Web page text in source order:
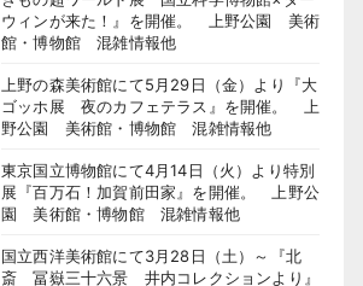
ウィンが来た！』を開催。 上野公園 美術
館・博物館 混雑情報他
上野の森美術館にて5月29日（金）より『大
ゴッホ展 夜のカフェテラス』を開催。 上
野公園 美術館・博物館 混雑情報他
東京国立博物館にて4月14日（火）より特別
展『百万石！加賀前田家』を開催。 上野公
園 美術館・博物館 混雑情報他
国立西洋美術館にて3月28日（土）～『北
斎 冨嶽三十六景 井内コレクションより』